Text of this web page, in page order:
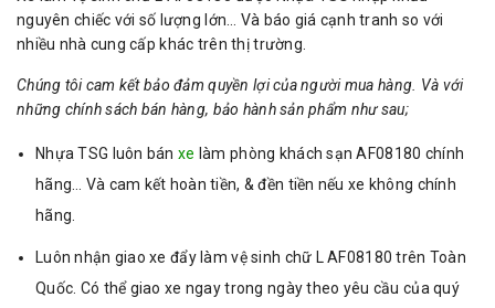
nguyên chiếc với số lượng lớn… Và báo giá cạnh tranh so với
nhiều nhà cung cấp khác trên thị trường.
Chúng tôi cam kết bảo đảm quyền lợi của người mua hàng. Và với
những chính sách bán hàng, bảo hành sản phẩm như sau;
Nhựa TSG luôn bánxe làm phòng khách sạn AF08180 chính
hãng… Và cam kết hoàn tiền, & đền tiền nếu xe không chính
hãng.
Luôn nhận giao xe đẩy làm vệ sinh chữ L AF08180 trên Toàn
Quốc. Có thể giao xe ngay trong ngày theo yêu cầu của quý